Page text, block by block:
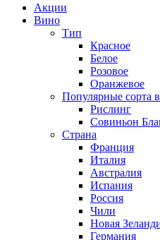
Акции
Вино
Тип
Красное
Белое
Розовое
Оранжевое
Популярные сорта
Рислинг
Совиньон
Страна
Франция
Италия
Австралия
Испания
Россия
Чили
Новая
Германия